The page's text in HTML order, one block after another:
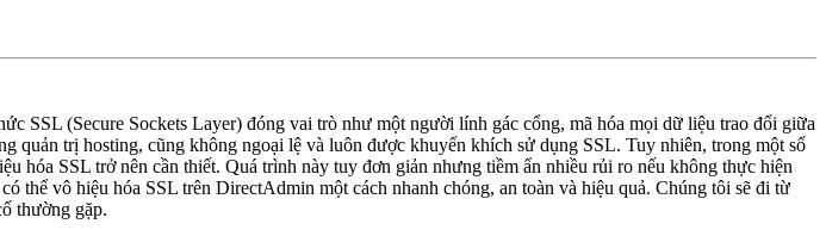
SSL (Secure Sockets Layer) đóng vai trò như một người lính gác cổng, mã hóa mọi dữ liệu trao đổi giữa
quản trị hosting, cũng không ngoại lệ và luôn được khuyến khích sử dụng SSL. Tuy nhiên, trong một số
hóa SSL trở nên cần thiết. Quá trình này tuy đơn giản nhưng tiềm ẩn nhiều rủi ro nếu không thực hiện
thể vô hiệu hóa SSL trên DirectAdmin một cách nhanh chóng, an toàn và hiệu quả. Chúng tôi sẽ đi từ
thường gặp.